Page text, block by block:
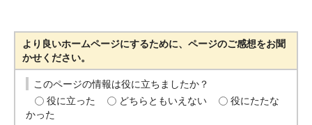
より良いホームページにするために、ページのご感想をお聞
かせください。
このページの情報は役に立ちましたか？
役に立った
どちらともいえない
役にたたな
かった